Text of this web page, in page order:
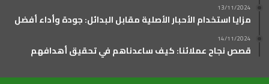
13/11/2024
مزايا استخدام الأحبار الأصلية مقابل البدائل: جودة وأداء أفضل
14/11/2024
قصص نجاح عملائنا: كيف ساعدناهم في تحقيق أهدافهم